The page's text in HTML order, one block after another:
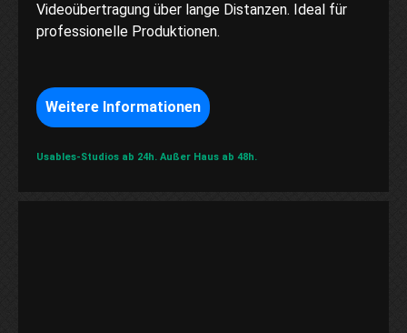
Videoübertragung über lange Distanzen. Ideal für
professionelle Produktionen.
Weitere Informationen
Usables-Studios ab 24h. Außer Haus ab 48h.